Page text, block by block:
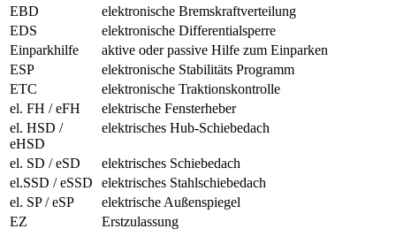
EBD
elektronische Bremskraftverteilung
EDS
elektronische Differentialsperre
Einparkhilfe
aktive oder passive Hilfe zum Einparken
ESP
elektronische Stabilitäts Programm
ETC
elektronische Traktionskontrolle
el. FH / eFH
elektrische Fensterheber
el. HSD /
eHSD
elektrisches Hub-Schiebedach
el. SD / eSD
elektrisches Schiebedach
el.SSD / eSSD
elektrisches Stahlschiebedach
el. SP / eSP
elektrische Außenspiegel
EZ
Erstzulassung